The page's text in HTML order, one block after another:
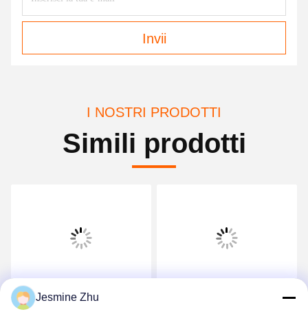
Invii
I NOSTRI PRODOTTI
Simili prodotti
Chiosco di Parcheggio
Jesmine Zhu